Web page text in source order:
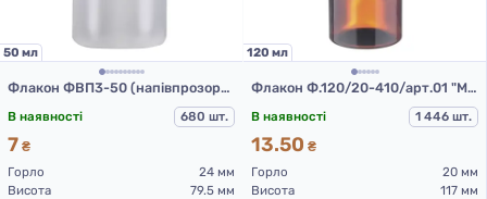
50 мл
Флакон ФВП3-50 (напівпрозорий)
В наявності 680 шт.
7 ₴
Горло
24 мм
Висота
79.5 мм
120 мл
Флакон Ф.120/20-410/арт.01 "Монті" (коричневий)
В наявності 1 446 шт.
13.50 ₴
Горло
20 мм
Висота
117 мм